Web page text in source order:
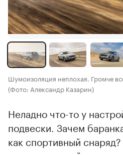
Шумоизоляция неплохая. Громче
(Фото: Александр Казарин)
Неладно что-то у
подвески. Зачем
как спортивный